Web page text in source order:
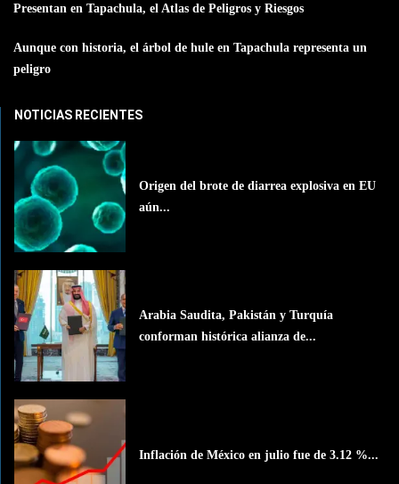
Presentan en Tapachula, el Atlas de Peligros y Riesgos
Aunque con historia, el árbol de hule en Tapachula representa un
peligro
NOTICIAS RECIENTES
Origen del brote de diarrea explosiva en EU
aún...
Arabia Saudita, Pakistán y Turquía
conforman histórica alianza de...
Inflación de México en julio fue de 3.12 %...